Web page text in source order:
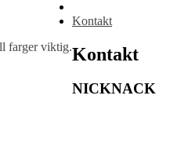
farger viktig.
Kontakt
Kontakt
NICKNACK